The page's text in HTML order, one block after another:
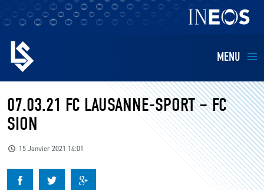
MENU
EQUIPES
BILLETTERIE
07.03.21 FC LAUSANNE-SPORT – FC
SION
15 Janvier 2021 14:01